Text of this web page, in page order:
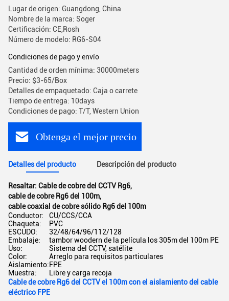
Lugar de origen: Guangdong, China
Nombre de la marca: Soger
Certificación: CE,Rosh
Número de modelo: RG6-S04
Condiciones de pago y envío
Cantidad de orden mínima: 30000meters
Precio: $3-65/Box
Detalles de empaquetado: Caja o carrete
Tiempo de entrega: 10days
Condiciones de pago: T/T, Western Union
Obtenga el mejor precio
Detalles del producto Descripción del producto
Resaltar: Cable de cobre del CCTV Rg6,
cable de cobre Rg6 del 100m,
cable coaxial de cobre sólido Rg6 del 100m
Conductor:
CU/CCS/CCA
Chaqueta:
PVC
ESCUDO:
32/48/64/96/112/128
Embalaje:
tambor woodern de la película los 305m del 100m PE
Uso:
Sistema del CCTV, satélite
Color:
Arreglo para requisitos particulares
Aislamiento:FPE
Muestra:
Libre y carga recoja
Cable de cobre Rg6 del CCTV el 100m con el aislamiento del cable
eléctrico FPE